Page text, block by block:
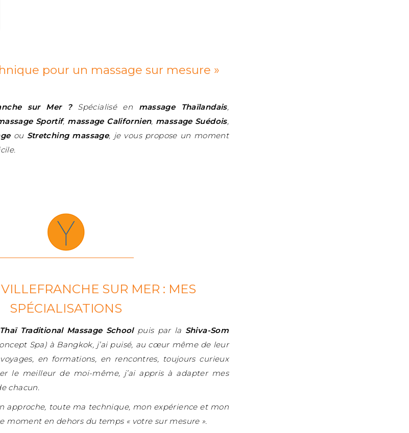
pour un massage sur mesure »
sur Mer ?Spécialisé en massage Thaïlandais,
Sportif, massage Californien, massage Suédois,
ou Stretching massage, je vous propose un moment
SUR MER : MES
SPÉCIALISATIONS
Traditional Massage Schoolpuis par la Shiva-Som
Spa) à Bangkok, j’ai puisé, au cœur même de leur
en formations, en rencontres, toujours curieux
le meilleur de moi-même, j’ai appris à adapter mes
chacun.
approche, toute ma technique, mon expérience et mon
moment en dehors du temps « votre sur mesure ».